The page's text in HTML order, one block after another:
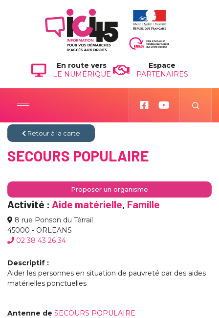
En route vers
LE NUMÉRIQUE
Espace
PARTENAIRES
Retour à la carte
SECOURS POPULAIRE
Proposer un organisme
Activité : Aide matérielle, Famille
8 rue Ponson du Térrail
45000 - ORLEANS
02 38 43 26 34
Descriptif :
Aider les personnes en situation de pauvreté par des aides
matérielles ponctuelles
Antenne de SECOURS POPULAIRE